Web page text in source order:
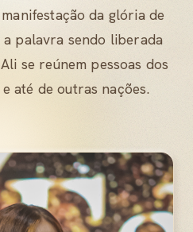
da glória de
a palavra sendo liberada
se reúnem pessoas dos
até de outras nações.